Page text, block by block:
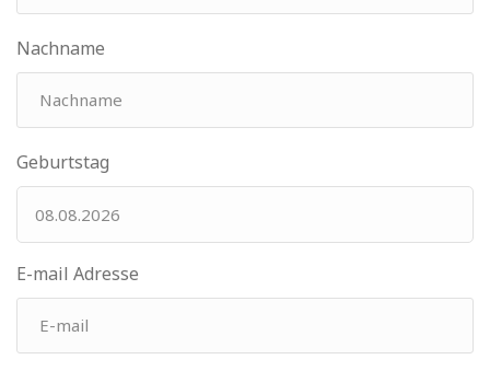
Nachname
Geburtstag
E-mail Adresse